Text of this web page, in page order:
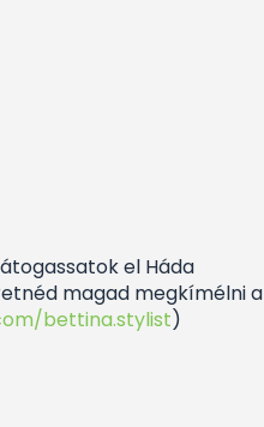
el Háda
magad megkímélni a
bettina.stylist)